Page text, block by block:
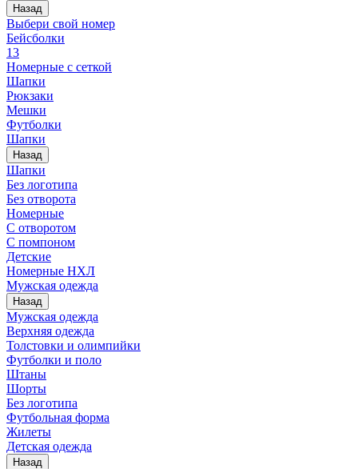
Назад
Выбери свой номер
Бейсболки
13
Номерные с сеткой
Шапки
Рюкзаки
Мешки
Футболки
Шапки
Назад
Шапки
Без логотипа
Без отворота
Номерные
С отворотом
С помпоном
Детские
Номерные НХЛ
Мужская одежда
Назад
Мужская одежда
Верхняя одежда
Толстовки и олимпийки
Футболки и поло
Штаны
Шорты
Без логотипа
Футбольная форма
Жилеты
Детская одежда
Назад